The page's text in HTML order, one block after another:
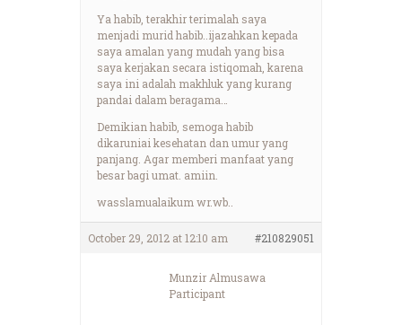
Ya habib, terakhir terimalah saya
menjadi murid habib..ijazahkan kepada
saya amalan yang mudah yang bisa
saya kerjakan secara istiqomah, karena
saya ini adalah makhluk yang kurang
pandai dalam beragama…
Demikian habib, semoga habib
dikaruniai kesehatan dan umur yang
panjang. Agar memberi manfaat yang
besar bagi umat. amiin.
wasslamualaikum wr.wb..
October 29, 2012 at 12:10 am #210829051
Munzir Almusawa
Participant